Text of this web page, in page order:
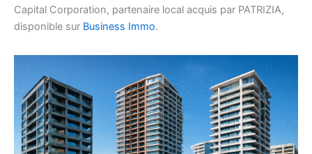
Capital Corporation, partenaire local acquis par PATRIZIA,
disponible sur Business Immo.